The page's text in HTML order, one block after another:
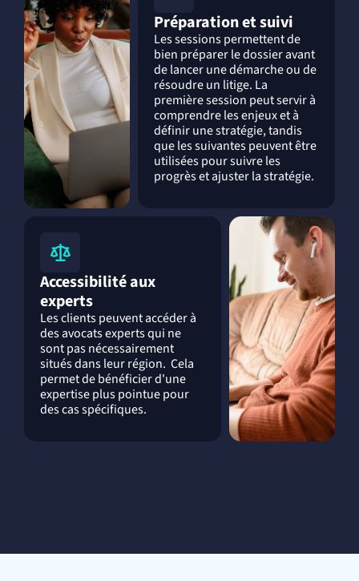
Préparation et suivi
Les sessions permettent de
bien préparer le dossier avant
de lancer une démarche ou de
résoudre un litige. La
première session peut servir à
comprendre les enjeux et à
définir une stratégie, tandis
que les suivantes peuvent être
utilisées pour suivre les
progrès et ajuster la stratégie.
Accessibilité aux
experts
Les clients peuvent accéder à
des avocats experts qui ne
sont pas nécessairement
situés dans leur région. Cela
permet de bénéficier d'une
expertise plus pointue pour
des cas spécifiques.